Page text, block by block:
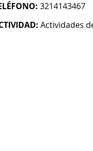
3214143467
Actividades